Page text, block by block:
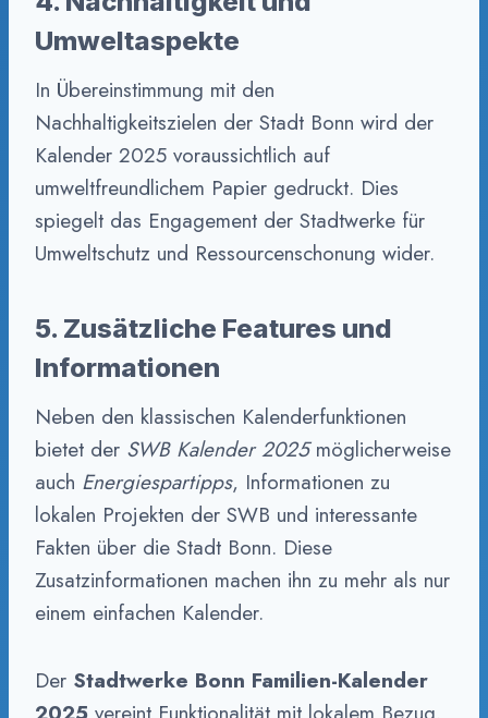
Umweltaspekte
In Übereinstimmung mit den
Nachhaltigkeitszielen der Stadt Bonn wird der
Kalender 2025 voraussichtlich auf
umweltfreundlichem Papier gedruckt. Dies
spiegelt das Engagement der Stadtwerke für
Umweltschutz und Ressourcenschonung wider.
5. Zusätzliche Features und
Informationen
Neben den klassischen Kalenderfunktionen
bietet der SWB Kalender 2025möglicherweise
auch Energiespartipps, Informationen zu
lokalen Projekten der SWB und interessante
Fakten über die Stadt Bonn. Diese
Zusatzinformationen machen ihn zu mehr als nur
einem einfachen Kalender.
Der Stadtwerke Bonn Familien-Kalender